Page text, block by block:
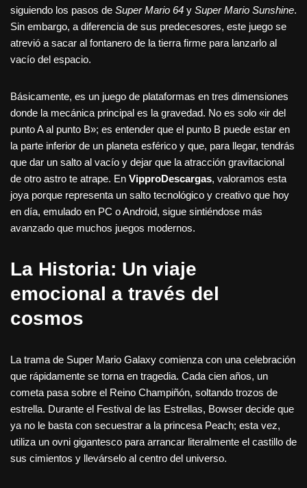
siguiendo los pasos de Super Mario 64 y Super Mario Sunshine.
Sin embargo, a diferencia de sus predecesores, este juego se
atrevió a sacar al fontanero de la tierra firme para lanzarlo al
vacío del espacio.
Básicamente, es un juego de plataformas en tres dimensiones
donde la mecánica principal es la gravedad. No es solo «ir del
punto A al punto B»; es entender que el punto B puede estar en
la parte inferior de un planeta esférico y que, para llegar, tendrás
que dar un salto al vacío y dejar que la atracción gravitacional
de otro astro te atrape. En VipproDescargas, valoramos esta
joya porque representa un salto tecnológico y creativo que hoy
en día, emulado en PC o Android, sigue sintiéndose más
avanzado que muchos juegos modernos.
La Historia: Un viaje
emocional a través del
cosmos
La trama de Super Mario Galaxy comienza con una celebración
que rápidamente se torna en tragedia. Cada cien años, un
cometa pasa sobre el Reino Champiñón, soltando trozos de
estrella. Durante el Festival de las Estrellas, Bowser decide que
ya no le basta con secuestrar a la princesa Peach; esta vez,
utiliza un ovni gigantesco para arrancar literalmente el castillo de
sus cimientos y llevárselo al centro del universo.